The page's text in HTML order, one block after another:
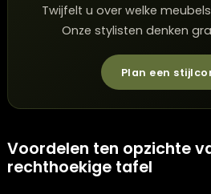
prettige doorloop.
Wanneer de ruimte smal is,
zachtheid maar vaak net wat